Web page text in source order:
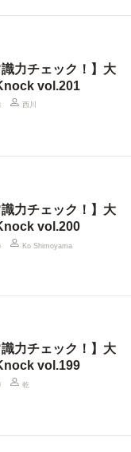
識力チェック！】大
vol.201
西川
識力チェック！】大
vol.200
Ko Shimoyama
識力チェック！】大
vol.199
乾